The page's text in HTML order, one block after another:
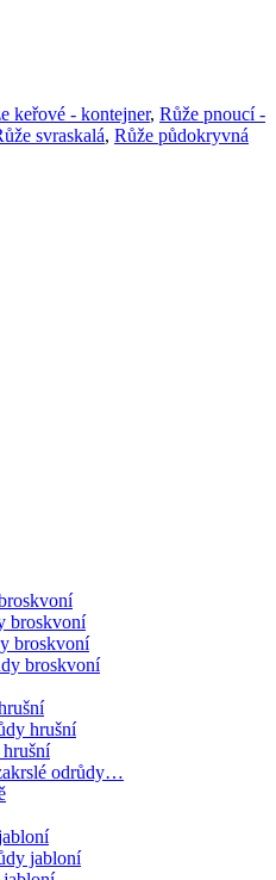
keřové - kontejner, Růže pnoucí -
svraskalá, Růže půdokryvná
broskvoní
broskvoní
broskvoní
hrušní
odrůdy…
jabloní